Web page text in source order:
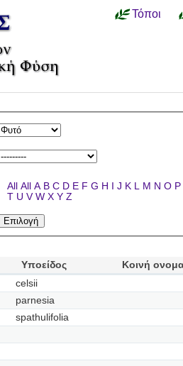
Τόποι
All All A B C D E F G H I J K L M N O P
T U V W X Y Z
Υποείδος
Κοινή
celsii
parnesia
spathulifolia